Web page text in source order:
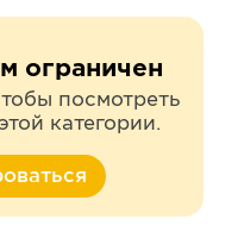
ограничен
посмотреть
категории.